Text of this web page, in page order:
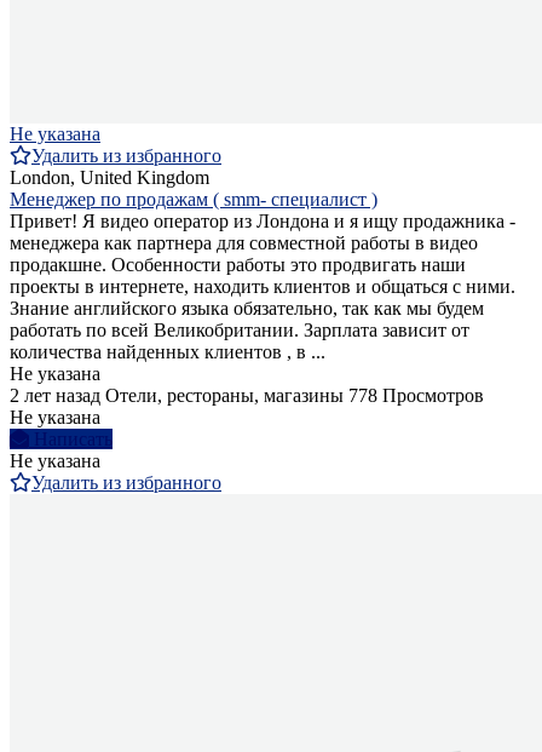
Не указана
Удалить из избранного
London, United Kingdom
Менеджер по продажам ( smm- специалист )
Привет! Я видео оператор из Лондона и я ищу продажника -
менеджера как партнера для совместной работы в видео
продакшне. Особенности работы это продвигать наши
проекты в интернете, находить клиентов и общаться с ними.
Знание английского языка обязательно, так как мы будем
работать по всей Великобритании. Зарплата зависит от
количества найденных клиентов , в ...
Не указана
2 лет назад Отели, рестораны, магазины 778 Просмотров
Не указана
Написать
Не указана
Удалить из избранного